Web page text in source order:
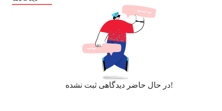
می خواندند. قلدراموس و دوستانش پشت درخت ها پنهان
شده بودند. وقتی خوب نزدیک شدند، قلدراموس فریاد زد: حملههههه
در حال حاضر دیدگاهی ثبت نشده!